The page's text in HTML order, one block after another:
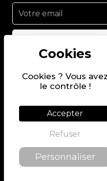
Cookies ? Vous avez
le contrôle !
Accepter
Refuser
Personnaliser
Suivez-nous sur
@2022 PIERRE
MENTIONS LÉGALES
CONDITIONS